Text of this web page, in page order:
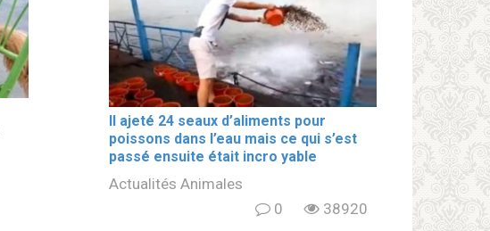
Il ajeté 24 seaux d’aliments pour
poissons dans l’eau mais ce qui s’est
passé ensuite était incro yable
Actualités Animales
0
38920